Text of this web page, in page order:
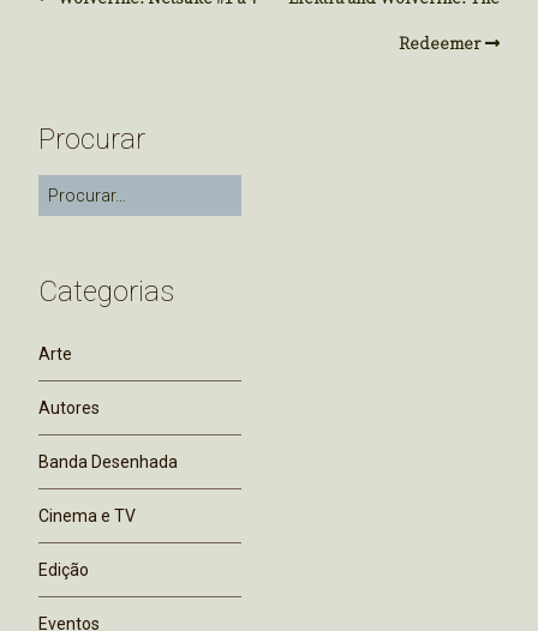
Redeemer
Procurar
Categorias
Arte
Autores
Banda Desenhada
Cinema e TV
Edição
Eventos